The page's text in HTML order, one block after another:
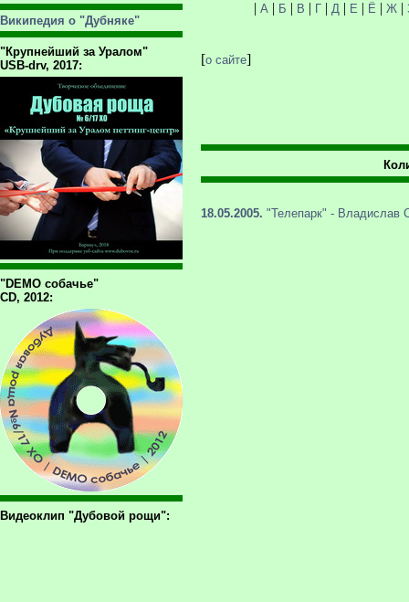
Википедия о "Дубняке"
"Крупнейший за Уралом"
USB-drv, 2017:
"DEMO собачье"
CD, 2012:
Видеоклип "Дубовой рощи":
| А | Б | В | Г| Д | Е | Ё | Ж|
[о сайте]
18.05.2005. "Телепарк" - Владислав